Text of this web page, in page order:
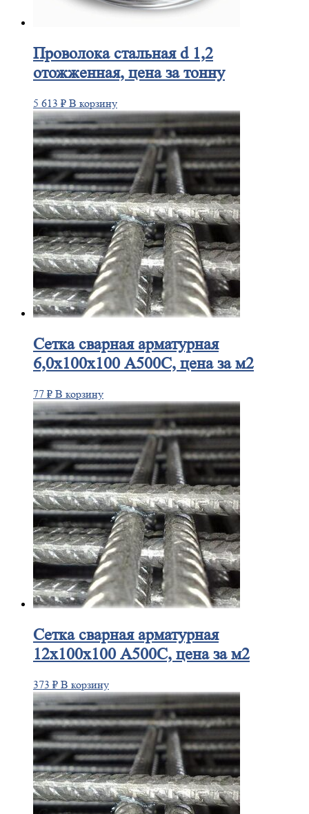
Проволокастальная d 1,2
отожженная, цена за тонну
5 613 ₽ В корзину
Сеткасварная арматурная
6,0х100х100 А500С, цена за м2
77 ₽ В корзину
Сеткасварная арматурная
12х100х100 А500С, цена за м2
373 ₽ В корзину